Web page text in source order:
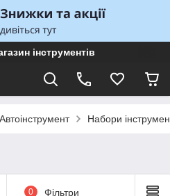
інструментів
Автоінструмент Набори
0 Фільтри